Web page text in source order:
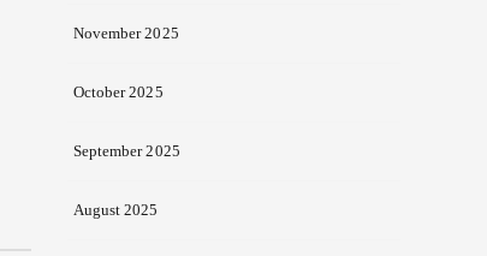
November 2025
October 2025
September 2025
August 2025